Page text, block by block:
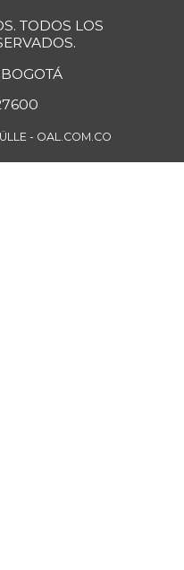
TODOS LOS
- OAL.COM.CO